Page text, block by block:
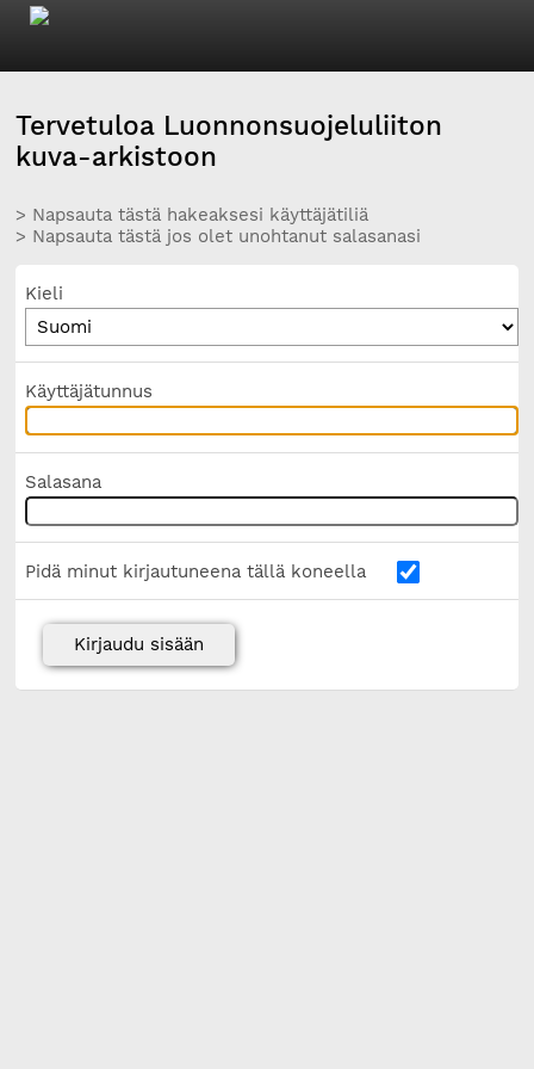
Tervetuloa Luonnonsuojeluliiton
kuva-arkistoon
> Napsauta tästä hakeaksesi käyttäjätiliä
> Napsauta tästä jos olet unohtanut salasanasi
Kieli
Käyttäjätunnus
Salasana
Pidä minut kirjautuneena tällä koneella